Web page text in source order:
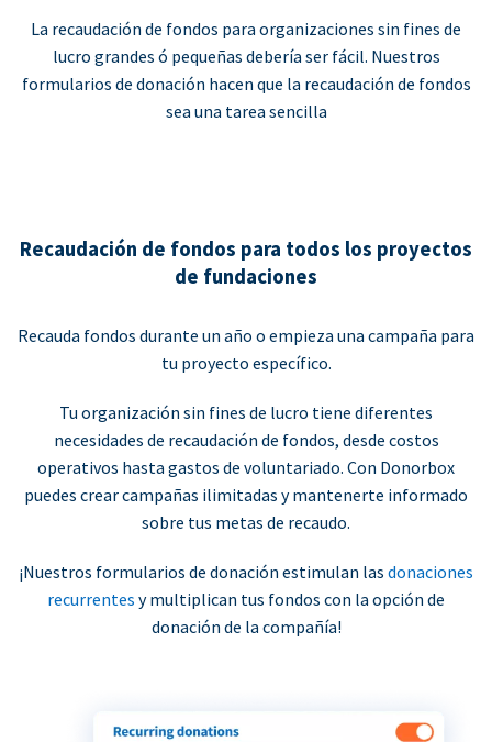
La recaudación de fondos para organizaciones sin fines de
lucro grandes ó pequeñas debería ser fácil. Nuestros
formularios de donación hacen que la recaudación de fondos
sea una tarea sencilla
Recaudación de fondos para todos los proyectos
de fundaciones
Recauda fondos durante un año o empieza una campaña para
tu proyecto específico.
Tu organización sin fines de lucro tiene diferentes
necesidades de recaudación de fondos, desde costos
operativos hasta gastos de voluntariado. Con Donorbox
puedes crear campañas ilimitadas y mantenerte informado
sobre tus metas de recaudo.
¡Nuestros formularios de donación estimulan las donaciones
recurrentes y multiplican tus fondos con la opción de
donación de la compañía!